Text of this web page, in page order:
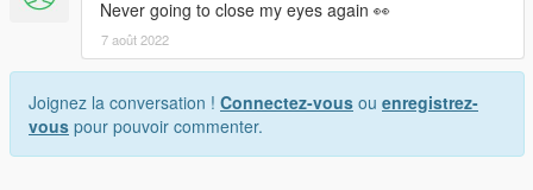
Never going to close my eyes again 👀
7 août 2022
Joignez la conversation ! Connectez-vous ou enregistrez-
vous pour pouvoir commenter.